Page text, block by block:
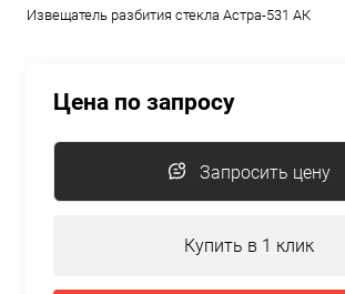
Извещатель разбития стекла Астра-531 АК
Цена по запросу
Запросить цену
Купить в 1 клик